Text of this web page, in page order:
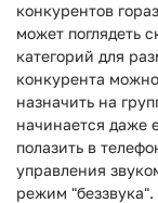
конкурентов
может поглядеть
категорий для
конкурента
назначить на
начинается даже
полазить в
управления
режим "беззвука".